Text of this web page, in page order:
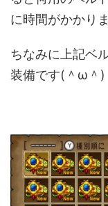
に時間がかかりま
ちなみに上記ベ
装備です(＾ω＾)